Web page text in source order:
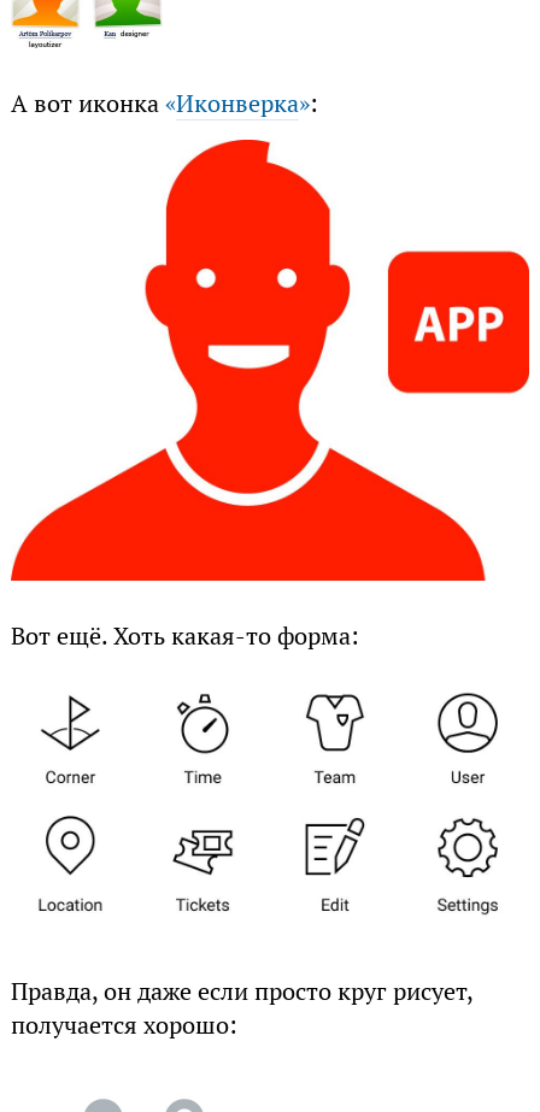
А вот иконка«Иконверка»:
Вот ещё. Хоть какая-то форма:
Правда, он даже если просто круг рисует,
получается хорошо: